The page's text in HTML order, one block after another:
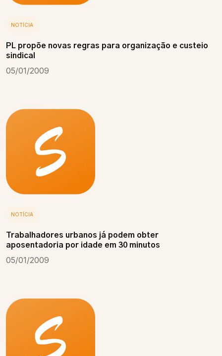
NOTÍCIA
PL propõe novas regras para organização e custeio
sindical
05/01/2009
NOTÍCIA
Trabalhadores urbanos já podem obter
aposentadoria por idade em 30 minutos
05/01/2009